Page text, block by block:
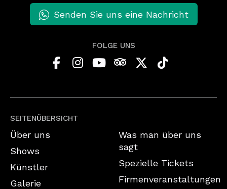
SEITENÜBERSICHT
Über uns
Shows
Künstler
Galerie
Was man über uns
sagt
Spezielle Tickets
Firmenveranstaltungen
Senden Sie uns eine Nachricht
FOLGE UNS